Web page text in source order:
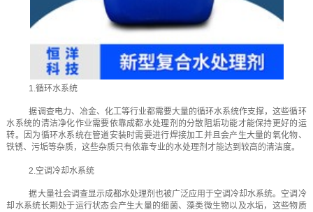
1.循环水系统
据调查电力、冶金、化工等行业都需要大量的循环水系统作支撑，这些循环
水系统的清洁净化作业需要依靠成都水处理剂的分散阻垢功能才能保持更好的运
转。因为循环水系统在管道安装时需要进行焊接加工并且会产生大量的氧化物、
铁锈、污垢等杂质，这些杂质只有依靠专业的水处理剂才能达到较高的清洁度。
2.空调冷却水系统
据大量社会调查显示成都水处理剂也被广泛应用于空调冷却水系统。空调冷
却水系统长期处于运行状态会产生大量的细菌、藻类微生物以及水垢，这些物质